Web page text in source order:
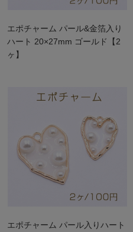
エポチャーム パール&金箔入り
ハート 20×27mm ゴールド【2
ヶ】
エポチャーム パール入りハート